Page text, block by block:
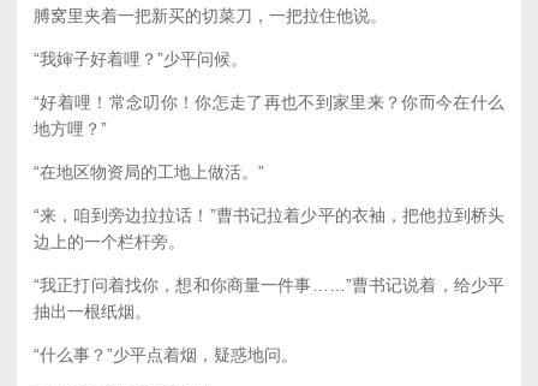
膊窝里夹着一把新买的切菜刀，一把拉住他说。
“我婶子好着哩？”少平问候。
“好着哩！常念叨你！你怎走了再也不到家里来？你而今在什么
地方哩？”
“在地区物资局的工地上做活。”
“来，咱到旁边拉拉话！”曹书记拉着少平的衣袖，把他拉到桥头
边上的一个栏杆旁。
“我正打问着找你，想和你商量一件事……”曹书记说着，给少平
抽出一根纸烟。
“什么事？”少平点着烟，疑惑地问。